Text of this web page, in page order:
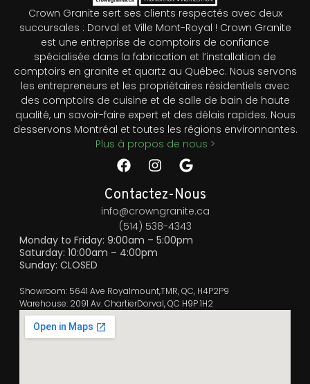
Crown Granite sert ses clients respectés avec deux
succursales : Dorval et Ville Mont-Royal ! Crown Granite
est une entreprise de comptoirs de confiance
spécialisée dans la fabrication et l’installation de
comptoirs en granite et quartz au Québec. Nous servons
les entrepreneurs et les propriétaires résidentiels avec
des comptoirs de cuisine et de salle de bain de haute
qualité, un savoir-faire expert et des délais rapides. Nous
desservons Montréal et toutes les régions environnantes.
Plus à propos de nous >
Contactez-Nous
info@crowngranite.ca
(514) 538-4343
Monday to Friday: 9:00am – 5:00pm
Saturday: 10:00am – 4:00pm
Sunday: CLOSED
Showroom: 5641 Ave Royalmount,TMR, QC, H4P2P9
Warehouse: 2091 Av. ChartierDorval, QC H9P 1H2